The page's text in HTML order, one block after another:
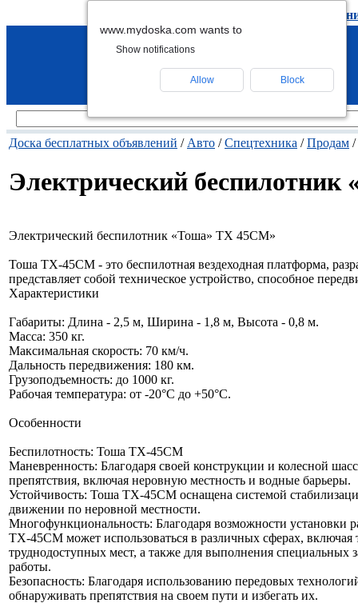
удалить
Доска бесплатных объявлений / Авто /Спецтехника /Продам /
Электрический
Электрический беспилотник «Тоша» ТХ 45СМ»
Тоша ТХ-45СМ - это беспилотная вездеходная платформа,
представляет собой техническое устройство, способное
Характеристики
Габариты: Длина - 2,5 м, Ширина - 1,8 м, Высота - 0,8 м.
Масса: 350 кг.
Максимальная скорость: 70 км/ч.
Дальность передвижения: 180 км.
Грузоподъемность: до 1000 кг.
Рабочая температура: от -20°C до +50°C.
Особенности
Беспилотность: Тоша ТХ-45СМ
Маневренность: Благодаря своей конструкции и колесной
препятствия, включая неровную местность и водные барьеры.
Устойчивость: Тоша ТХ-45СМ оснащена системой
движении по неровной местности.
Многофункциональность: Благодаря возможности
ТХ-45СМ может использоваться в различных сферах, включая
труднодоступных мест, а также для выполнения специальных
работы.
Безопасность: Благодаря использованию передовых
обнаруживать препятствия на своем пути и избегать их.
www.mydoska.com wants to
Show notifications
Allow Block